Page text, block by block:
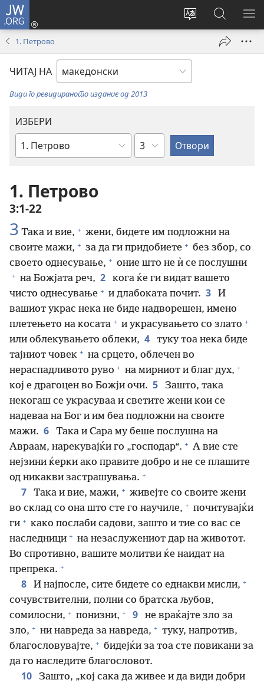
JW.ORG
Смени
јазикот
на
страницата
Најави
се
window)
на
JW.ORG/
1. Петрово
ЧИТАЈ НА
Види го ревидираното издание од 2013
ИЗБЕРИ
Библиска
Поглавје
1. Петрово
3:1-22
3 Така и вие, + жени, бидете им подложни на
своите мажи, + за да ги придобиете + без збор, со
своето однесување, + оние што не ѝ се послушни
+ на Божјата реч, 2
кога ќе ги видат вашето
чисто однесување + и длабоката почит. 3
И
вашиот украс нека не биде надворешен, имено
плетењето на косата + и украсувањето со злато +
или облекувањето облеки, 4
туку тоа нека биде
тајниот човек + на срцето, облечен во
нераспадливото руво + на мирниот и благ дух, +
кој е драгоцен во Божји очи. 5
Зашто, така
некогаш се украсуваа и светите жени кои се
надеваа на Бог и им беа подложни на своите
мажи. 6
Така и Сара му беше послушна на
Авраам, нарекувајќи го „господар“. + А вие сте
нејзини ќерки ако правите добро и не се плашите
од никакви застрашувања. +
7 Така и вие, мажи, + живејте со своите жени
во склад со она што сте го научиле, + почитувајќи
ги + како послаби садови, зашто и тие со вас се
наследници + на незаслужениот дар на животот.
Во спротивно, вашите молитви ќе наидат на
препрека. +
8 И најпосле, сите бидете со еднакви мисли, +
сочувствителни, полни со братска љубов,
сомилосни, + понизни, + 9
не враќајте зло за
зло, + ни навреда за навреда, + туку, напротив,
благословувајте, + бидејќи за тоа сте повикани за
да го наследите благословот.
10
Зашто, „кој сака да живее и да види добри